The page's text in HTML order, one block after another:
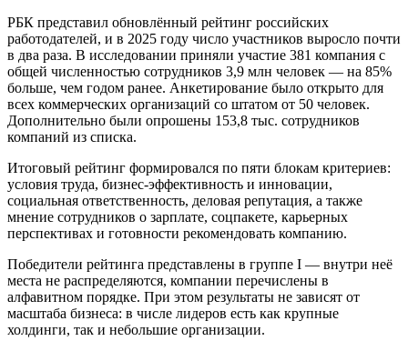
РБК представил обновлённый рейтинг российских
работодателей, и в 2025 году число участников выросло почти
в два раза. В исследовании приняли участие 381 компания с
общей численностью сотрудников 3,9 млн человек — на 85%
больше, чем годом ранее. Анкетирование было открыто для
всех коммерческих организаций со штатом от 50 человек.
Дополнительно были опрошены 153,8 тыс. сотрудников
компаний из списка.
Итоговый рейтинг формировался по пяти блокам критериев:
условия труда, бизнес-эффективность и инновации,
социальная ответственность, деловая репутация, а также
мнение сотрудников о зарплате, соцпакете, карьерных
перспективах и готовности рекомендовать компанию.
Победители рейтинга представлены в группе I — внутри неё
места не распределяются, компании перечислены в
алфавитном порядке. При этом результаты не зависят от
масштаба бизнеса: в числе лидеров есть как крупные
холдинги, так и небольшие организации.